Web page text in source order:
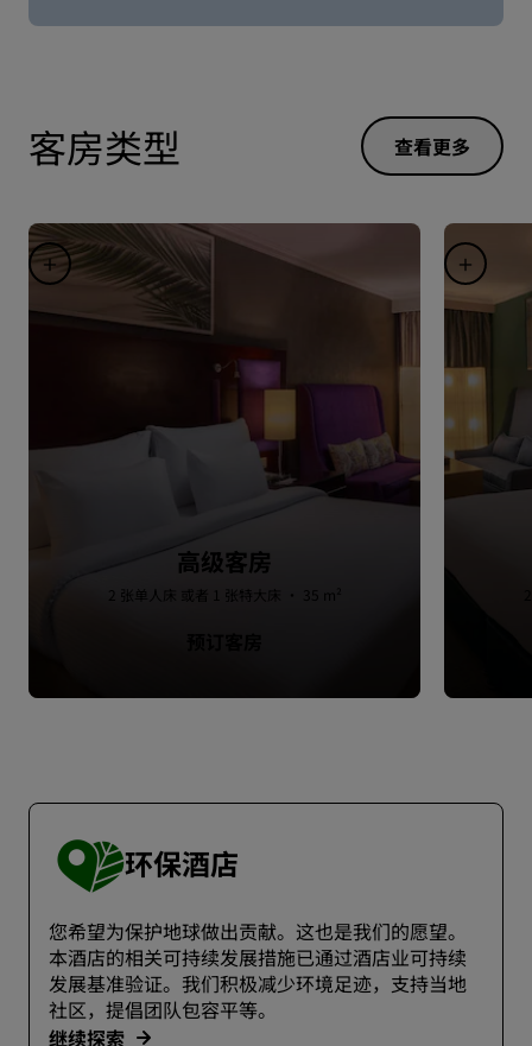
客房类型 查看更多
高级客房
2 张单人床 或者 1 张特大床 · 35 m²
环保酒店
您希望为保护地球做出贡献。这也是我们的愿望。
本酒店的相关可持续发展措施已通过酒店业可持续
发展基准验证。我们积极减少环境足迹，支持当地
社区，提倡团队包容平等。
继续探索